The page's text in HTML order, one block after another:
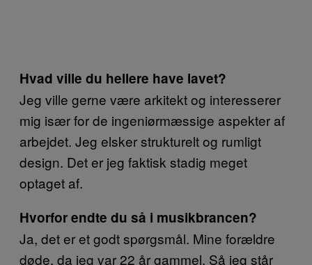
Hvad ville du hellere have lavet?
Jeg ville gerne være arkitekt og interesserer
mig især for de ingeniørmæssige aspekter af
arbejdet. Jeg elsker strukturelt og rumligt
design. Det er jeg faktisk stadig meget
optaget af.
Hvorfor endte du så i musikbrancen?
Ja, det er et godt spørgsmål. Mine forældre
døde, da jeg var 22 år gammel. Så jeg står